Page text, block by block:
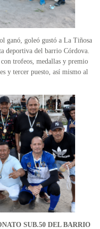
ganó, goleó gustó a La Tiñosa
deportiva del barrio Córdova.
trofeos, medallas y premio
y tercer puesto, así mismo al
SUB.50 DEL BARRIO